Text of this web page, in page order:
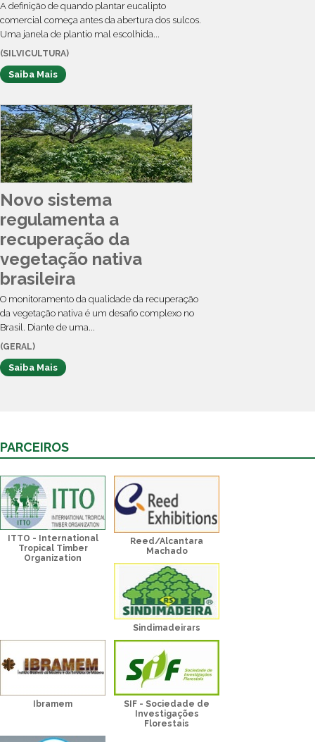
A definição de quando plantar eucalipto
comercial começa antes da abertura dos sulcos.
Uma janela de plantio mal escolhida...
(SILVICULTURA)
Saiba Mais
Novo sistema
regulamenta a
recuperação da
vegetação nativa
brasileira
O monitoramento da qualidade da recuperação
da vegetação nativa é um desafio complexo no
Brasil. Diante de uma...
(GERAL)
Saiba Mais
PARCEIROS
ITTO - International
Tropical Timber
Organization
Reed/Alcantara
Machado
Sindimadeirars
Ibramem
SIF - Sociedade de
Investigações
Florestais